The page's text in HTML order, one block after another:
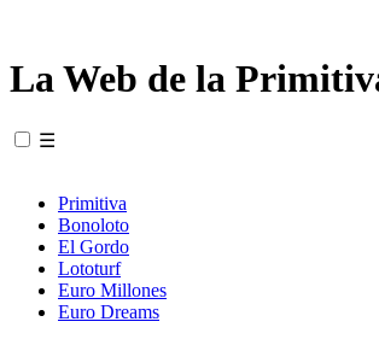
La Web de la
☰
Primitiva
Bonoloto
El Gordo
Lototurf
Euro Millones
Euro Dreams